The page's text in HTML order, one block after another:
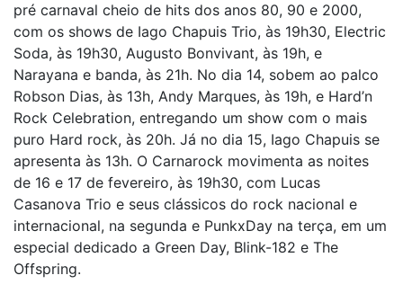
pré carnaval cheio de hits dos anos 80, 90 e 2000,
com os shows de Iago Chapuis Trio, às 19h30, Electric
Soda, às 19h30, Augusto Bonvivant, às 19h, e
Narayana e banda, às 21h. No dia 14, sobem ao palco
Robson Dias, às 13h, Andy Marques, às 19h, e Hard’n
Rock Celebration, entregando um show com o mais
puro Hard rock, às 20h. Já no dia 15, Iago Chapuis se
apresenta às 13h. O Carnarock movimenta as noites
de 16 e 17 de fevereiro, às 19h30, com Lucas
Casanova Trio e seus clássicos do rock nacional e
internacional, na segunda e PunkxDay na terça, em um
especial dedicado a Green Day, Blink-182 e The
Offspring.